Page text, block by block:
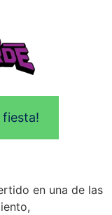
fiesta!
en una de las